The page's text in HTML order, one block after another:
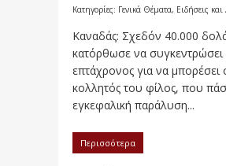
Κατηγορίες: Γενικά Θέματα, Ειδήσεις και
Καναδάς: Σχεδόν 40.000
κατόρθωσε να συγκεντρώσει
επτάχρονος για να μπορέσει
κολλητός του φίλος, που
εγκεφαλική παράλυση...
Περισσότερα